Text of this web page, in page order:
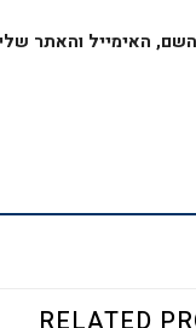
האימייל והאתר